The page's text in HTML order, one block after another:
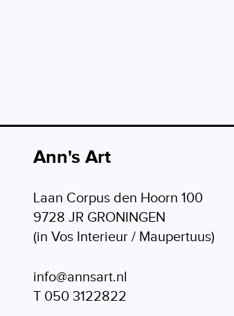
Ann's Art
Laan Corpus den Hoorn 100
9728 JR GRONINGEN
(in Vos Interieur / Maupertuus)
info@annsart.nl
T 050 3122822